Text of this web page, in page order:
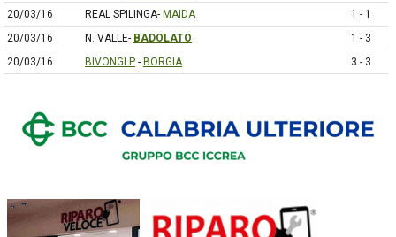
20/03/16
REAL SPILINGA- MAIDA
1 - 1
20/03/16
N. VALLE- BADOLATO
1 - 3
20/03/16
BIVONGI P - BORGIA 3 - 3